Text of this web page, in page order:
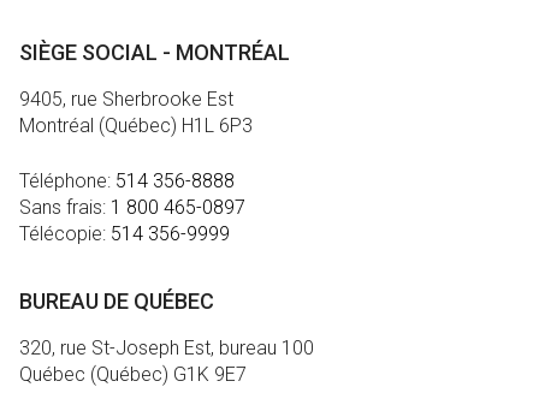
SIÈGE SOCIAL - MONTRÉAL
9405, rue Sherbrooke Est
Montréal (Québec) H1L 6P3
Téléphone: 514 356-8888
Sans frais: 1 800 465-0897
Télécopie: 514 356-9999
BUREAU DE QUÉBEC
320, rue St-Joseph Est, bureau 100
Québec (Québec) G1K 9E7